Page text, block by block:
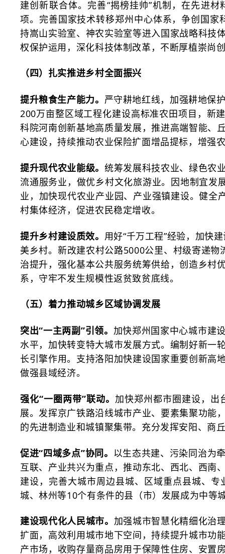
建创新联合体。完善“揭榜挂帅”机制，在先进
项。完善国家技术转移郑州中心体系，争创国
持嵩山实验室、神农实验室等进入国家战略科技
权保护运用，深化科技体制改革，不断厚植崇尚
（四）扎实推进乡村全面振兴
提升粮食生产能力。 严守耕地红线，加强耕地保
200万亩整区域工程化建设高标准农田项目，新
科院河南创新基地高质量发展，推进高端智能、
心建设，持续推动农业保险扩面增品提标，增强
提升现代农业能级。统筹发展科技农业、绿色农
流通服务业，做优乡村文化旅游业。因地制宜发
业，加快现代农业产业园、产业强镇建设。健全
村集体经济，促进农民稳定增收。
提升乡村建设质效。 用好“千万工程”经验，加快
美乡村。新改建农村公路5000公里、村级寄递
治提升，强化基本公共服务统筹供给，创造乡村
系，守牢不发生规模性返贫致贫底线。
（五）着力推动城乡区域协调发展
突出“一主两副”引领。 加快郑州国家中心城市建
水平，加快转变特大城市发展方式。编制好新一
长引擎作用。支持洛阳加快建设国家重要创新高
做强县域经济。
强化“一圈两带”联动。 加快郑州都市圈建设，出
展。发挥京广铁路沿线城市产业、要素集聚功能
的先进制造业和城镇聚集带。充分发挥安阳、商
促进“四域多点”协同。 以生态共建、污染同治为
互联、产业共兴为重点，推动东北、西北、西南
建设，完善大城市周边县城、区域重点县城、
城、林州等10个有条件的县（市）发展成为中等
建设现代化人民城市。 加强城市智慧化精细化治
扩面，高效利用城市地下空间，持续提升城市功
产市场，收购存量商品房用于保障性住房、安置